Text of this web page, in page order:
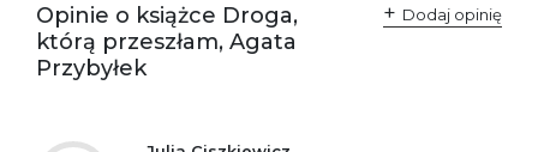
Opinie o książce Droga,
którą przeszłam, Agata
Przybyłek
Dodaj opinię